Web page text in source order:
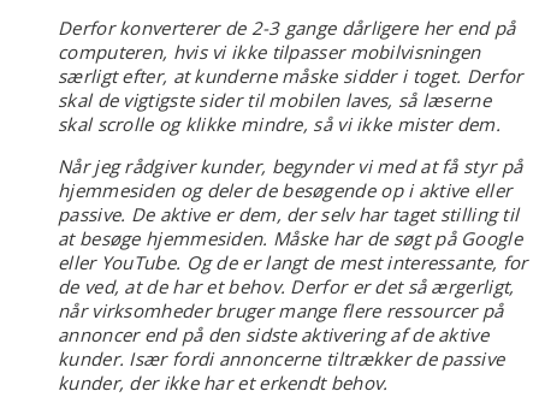
Derfor konverterer de 2-3 gange dårligere her end på
computeren, hvis vi ikke tilpasser mobilvisningen
særligt efter, at kunderne måske sidder i toget. Derfor
skal de vigtigste sider til mobilen laves, så læserne
skal scrolle og klikke mindre, så vi ikke mister dem.
Når jeg rådgiver kunder, begynder vi med at få styr på
hjemmesiden og deler de besøgende op i aktive eller
passive. De aktive er dem, der selv har taget stilling til
at besøge hjemmesiden. Måske har de søgt på Google
eller YouTube. Og de er langt de mest interessante, for
de ved, at de har et behov. Derfor er det så ærgerligt,
når virksomheder bruger mange flere ressourcer på
annoncer end på den sidste aktivering af de aktive
kunder. Især fordi annoncerne tiltrækker de passive
kunder, der ikke har et erkendt behov.